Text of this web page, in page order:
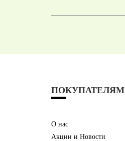
ПОКУПАТЕЛЯМ
О нас
Акции и Новости